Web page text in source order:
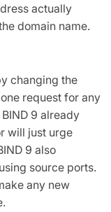
actually
domain name.
changing the
request for any
9 already
will just urge
9 also
source ports.
any new